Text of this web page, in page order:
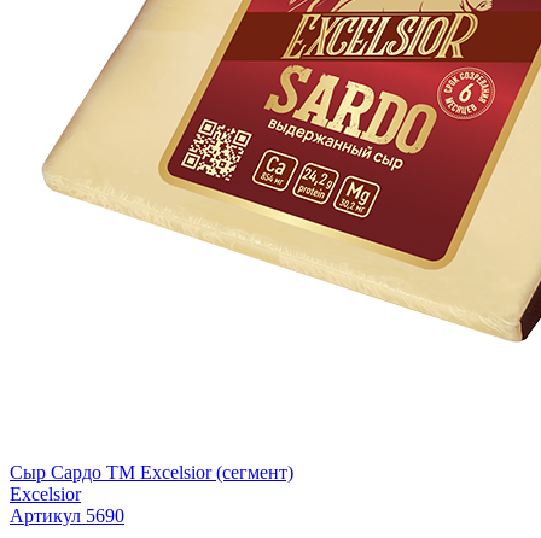
Сыр Сардо ТМ Excelsior (сегмент)
Excelsior
Артикул 5690